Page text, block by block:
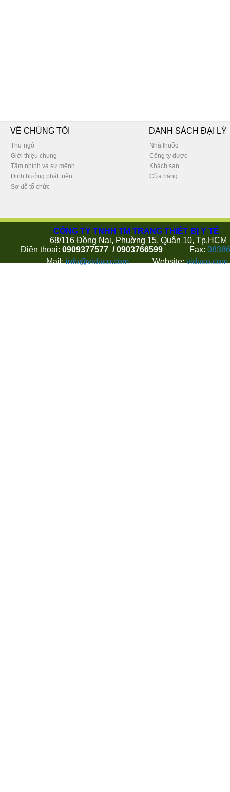
VỀ CHÚNG TÔI DANH SÁCH ĐẠI LÝ
Thư ngỏ
Giới thiệu chung
Tầm nhình và sứ mệnh
Định hướng phát triển
Sơ đồ tổ chức
Nhà thuốc
Công ty dược
Khách sạn
Cửa hàng
CÔNG TY TNHH TM TRANG THIẾT BỊ Y TẾ
68/116 Đồng Nai, Phuờng 15, Quận 10, Tp.HCM
Điện thoại: 0909377577 / 0903766599 Fax:
Mail:info@viduco.com Website: viduco.com